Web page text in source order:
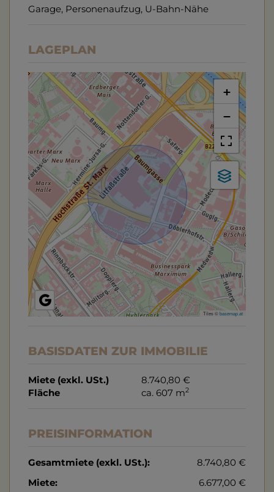
Garage Personenaufzug U-Bahn-Nähe
LAGEPLAN
+
−
Tiles ©basemap.at
BASISDATEN ZUR IMMOBILIE
Miete (exkl. USt.)
8.740,80 €
Fläche
ca. 607 m2
PREISINFORMATION
Gesamtmiete (exkl. USt.):
8.740,80 €
Miete:
6.677,00 €